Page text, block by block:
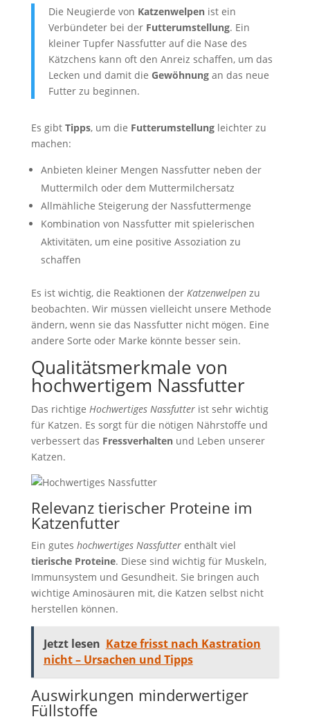
Die Neugierde von Katzenwelpenist ein
Verbündeter bei der Futterumstellung. Ein
kleiner Tupfer Nassfutter auf die Nase des
Kätzchens kann oft den Anreiz schaffen, um das
Lecken und damit die Gewöhnungan das neue
Futter zu beginnen.
Es gibt Tipps, um die Futterumstellungleichter zu
machen:
Anbieten kleiner Mengen Nassfutter neben der
Muttermilch oder dem Muttermilchersatz
Allmähliche Steigerung der Nassfuttermenge
Kombination von Nassfutter mit spielerischen
Aktivitäten, um eine positive Assoziation zu
schaffen
Es ist wichtig, die Reaktionen der Katzenwelpenzu
beobachten. Wir müssen vielleicht unsere Methode
ändern, wenn sie das Nassfutter nicht mögen. Eine
andere Sorte oder Marke könnte besser sein.
Qualitätsmerkmale von
hochwertigem Nassfutter
Das richtige Hochwertiges Nassfutterist sehr wichtig
für Katzen. Es sorgt für die nötigen Nährstoffe und
verbessert das Fressverhaltenund Leben unserer
Katzen.
Relevanz tierischer Proteine im
Katzenfutter
Ein gutes hochwertiges Nassfutterenthält viel
tierische Proteine. Diese sind wichtig für Muskeln,
Immunsystem und Gesundheit. Sie bringen auch
wichtige Aminosäuren mit, die Katzen selbst nicht
herstellen können.
Jetzt lesen Katze frisst nach Kastration
nicht – Ursachen und Tipps
Auswirkungen minderwertiger
Füllstoffe